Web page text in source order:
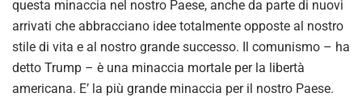
questa minaccia nel nostro Paese, anche da parte di nuovi
arrivati che abbracciano idee totalmente opposte al nostro
stile di vita e al nostro grande successo. Il comunismo – ha
detto Trump – è una minaccia mortale per la libertà
americana. E’ la più grande minaccia per il nostro Paese.